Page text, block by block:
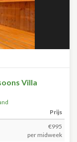
Villa
Prijs
€995
per midweek